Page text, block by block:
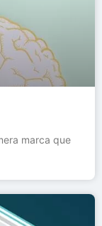
marca que